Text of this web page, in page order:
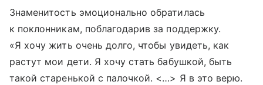
Знаменитость эмоционально обратилась
к поклонникам, поблагодарив за поддержку.
«Я хочу жить очень долго, чтобы увидеть, как
растут мои дети. Я хочу стать бабушкой, быть
такой старенькой с палочкой. <…> Я в это верю.